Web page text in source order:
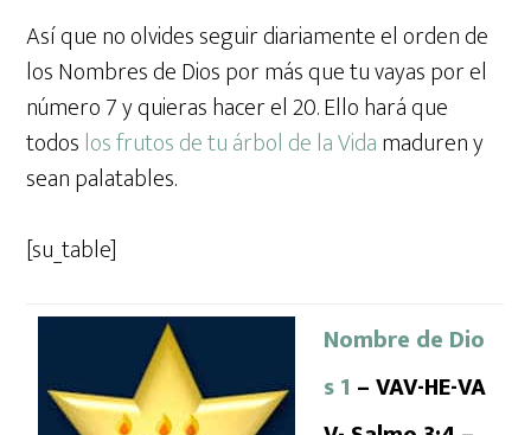
Así que no olvides seguir diariamente el orden de
los Nombres de Dios por más que tu vayas por el
número 7 y quieras hacer el 20. Ello hará que
todos los frutos de tu árbol de la Vidamaduren y
sean palatables.
[su_table]
Nombre de Dio
s 1 – VAV-HE-VA